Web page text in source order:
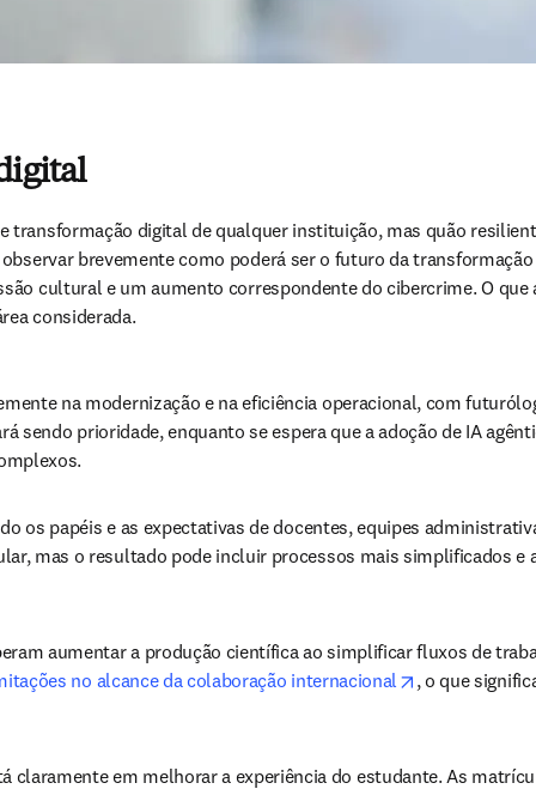
transformação digital de qualquer instituição, mas quão
brevemente como poderá ser o futuro da
cultural e um aumento correspondente do cibercrime. O
considerada.
na modernização e na eficiência operacional, com
sendo prioridade, enquanto se espera que a adoção de IA
os papéis e as expectativas de docentes, equipes
mas o resultado pode incluir processos mais simplificados
aumentar a produção científica ao simplificar fluxos de
no alcance da colaboração internacional
opens in new
, o que
claramente em melhorar a experiência do estudante. As